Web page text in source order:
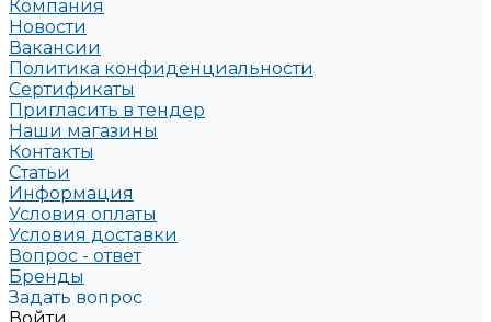
Компания
Новости
Вакансии
Политика конфиденциальности
Сертификаты
Пригласить в тендер
Наши магазины
Контакты
Статьи
Информация
Условия оплаты
Условия доставки
Вопрос - ответ
Бренды
Задать вопрос